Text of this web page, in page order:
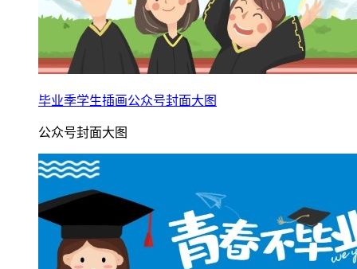
毕业季学生插画公众号封面大图
公众号封面大图